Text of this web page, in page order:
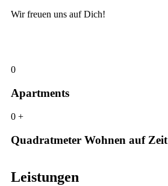
0
Apartments
0 +
Quadratmeter Wohnen auf Zeit
Wir freuen uns auf Dich!
Leistungen